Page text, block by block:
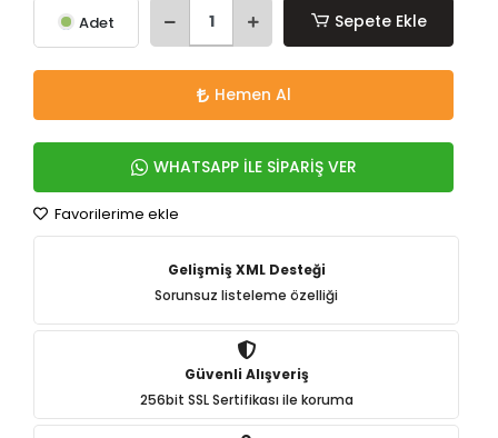
Adet Sepete Ekle
Hemen Al
WHATSAPP İLE SİPARİŞ VER
Favorilerime ekle
Gelişmiş XML Desteği
Sorunsuz listeleme özelliği
Güvenli Alışveriş
256bit SSL Sertifikası ile koruma